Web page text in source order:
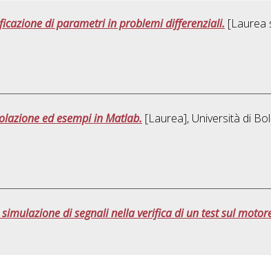
di parametri in problemi differenziali. [Laurea
ed esempi in Matlab. [Laurea], Università di
di segnali nella verifica di un test sul